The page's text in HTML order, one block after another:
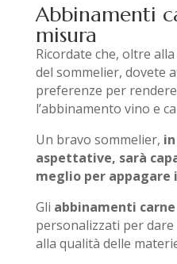
Abbinamenti
misura
Ricordate che, oltre
del sommelier, dovete
preferenze per
l’abbinamento vino e
Un bravo sommelier,
aspettative, sarà
meglio per appagare
Gli abbinamenti
personalizzati per
alla qualità delle